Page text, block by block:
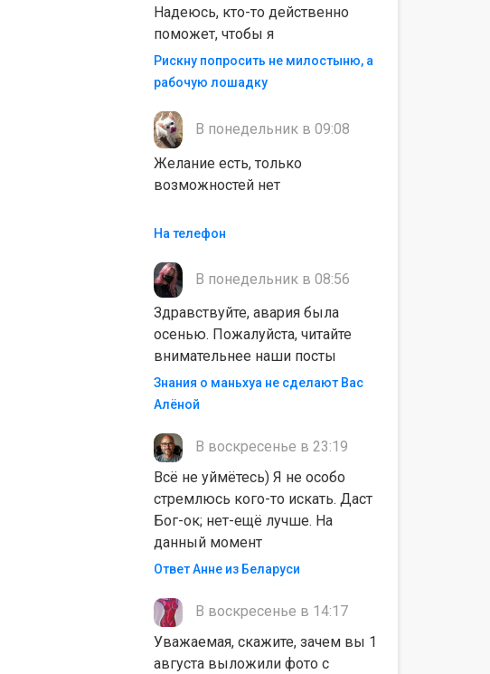
Надеюсь, кто-то действенно
поможет, чтобы я
Рискну попросить не милостыню, а
рабочую лошадку
В понедельник в 09:08
Желание есть, только
возможностей нет
На телефон
В понедельник в 08:56
Здравствуйте, авария была
осенью. Пожалуйста, читайте
внимательнее наши посты
Знания о маньхуа не сделают Вас
Алëной
В воскресенье в 23:19
Всё не уймётесь) Я не особо
стремлюсь кого-то искать. Даст
Бог-ок; нет-ещё лучше. На
данный момент
Ответ Анне из Беларуси
В воскресенье в 14:17
Уважаемая, скажите, зачем вы 1
августа выложили фото с